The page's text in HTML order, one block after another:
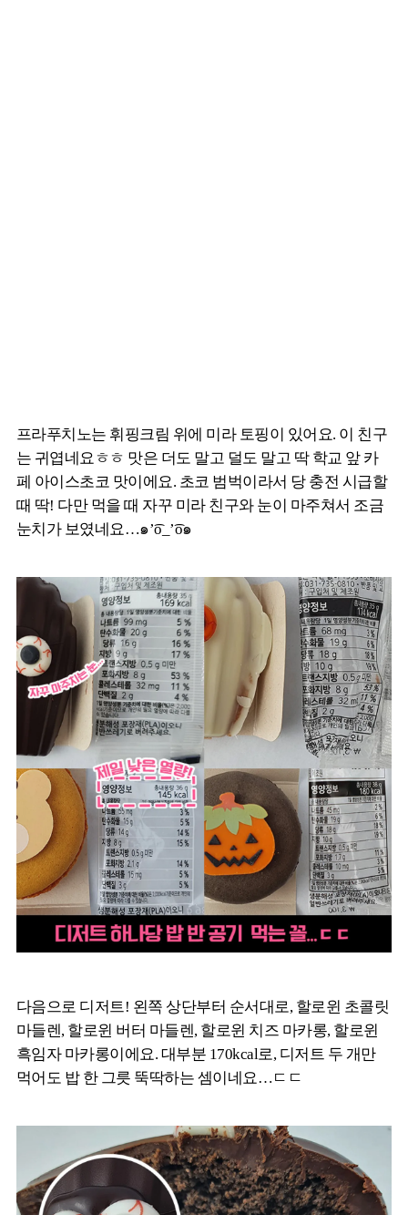
프라푸치노는 휘핑크림 위에 미라 토핑이 있어요. 이 친구
는 귀엽네요ㅎㅎ 맛은 더도 말고 덜도 말고 딱 학교 앞 카
페 아이스초코 맛이에요. 초코 범벅이라서 당 충전 시급할
때 딱! 다만 먹을 때 자꾸 미라 친구와 눈이 마주쳐서 조금
눈치가 보였네요…๑’͡o_’͡o๑
다음으로 디저트! 왼쪽 상단부터 순서대로, 할로윈 초콜릿
마들렌, 할로윈 버터 마들렌, 할로윈 치즈 마카롱, 할로윈
흑임자 마카롱이에요. 대부분 170kcal로, 디저트 두 개만
먹어도 밥 한 그릇 뚝딱하는 셈이네요…ㄷㄷ